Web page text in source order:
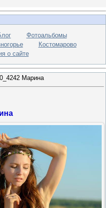
Фотоальбомы
Костомарово
о сайте
Марина